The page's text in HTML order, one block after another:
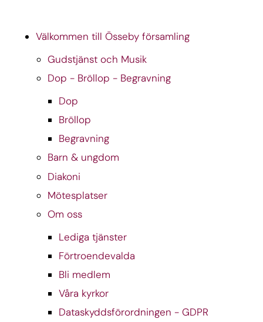
Välkommen till Össeby församling
Gudstjänst och Musik
Dop - Bröllop - Begravning
Dop
Bröllop
Begravning
Barn & ungdom
Diakoni
Mötesplatser
Om oss
Lediga tjänster
Förtroendevalda
Bli medlem
Våra kyrkor
Dataskyddsförordningen - GDPR